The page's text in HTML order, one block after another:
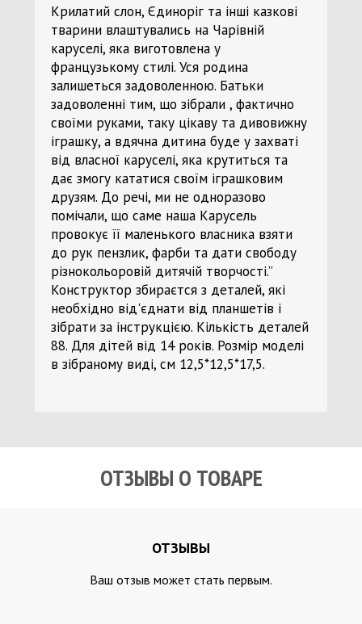
Крилатий слон, Єдиноріг та інші казкові
тварини влаштувались на Чарівній
каруселі, яка виготовлена у
французькому стилі. Уся родина
залишеться задоволенною. Батьки
задоволенні тим, що зібрали , фактично
своїми руками, таку цікаву та дивовижну
іграшку, а вдячна дитина буде у захваті
від власної каруселі, яка крутиться та
дає змогу кататися своїм іграшковим
друзям. До речі, ми не одноразово
помічали, що саме наша Карусель
провокує її маленького власника взяти
до рук пензлик, фарби та дати свободу
різнокольоровій дитячій творчості.”
Конструктор збираєтся з деталей, які
необхідно від'єднати від планшетів і
зібрати за інструкцією. Кількість деталей
88. Для дітей від 14 років. Розмір моделі
в зібраному виді, см 12,5*12,5*17,5.
ОТЗЫВЫ О ТОВАРЕ
ОТЗЫВЫ
Ваш отзыв может стать первым.